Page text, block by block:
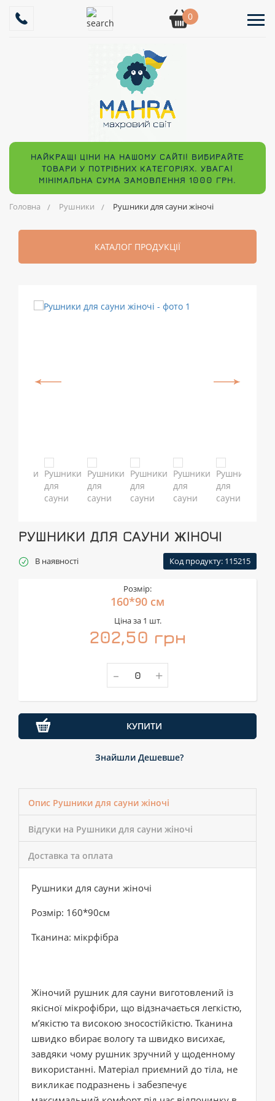
0
НАЙКРАЩІ ЦІНИ НА НАШОМУ САЙТІ! ВИБИРАЙТЕ
ТОВАРИ У ПОТРІБНИХ КАТЕГОРІЯХ. УВАГА!
МІНІМАЛЬНА СУМА ЗАМОВЛЕННЯ 1000 ГРН.
Головна Рушники Рушники для сауни жіночі
КАТАЛОГ ПРОДУКЦІЇ
РУШНИКИ ДЛЯ САУНИ ЖІНОЧІ
В наявності Код продукту: 115215
Розмір:
160*90 см
Ціна за 1 шт.
202,50 грн
- +
КУПИТИ
Знайшли Дешевше?
Опис Рушники для сауни жіночі
Відгуки на Рушники для сауни жіночі
Доставка та оплата
Рушники для сауни жіночі
Розмір: 160*90см
Тканина: мікрфібра
Жіночий рушник для сауни виготовлений із
якісної мікрофібри, що відзначається легкістю,
м’якістю та високою зносостійкістю. Тканина
швидко вбирає вологу та швидко висихає,
завдяки чому рушник зручний у щоденному
використанні. Матеріал приємний до тіла, не
викликає подразнень і забезпечує